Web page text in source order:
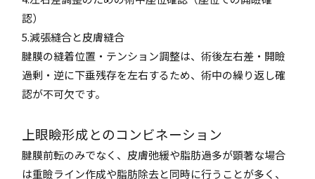
認）
5.減張縫合と皮膚縫合
腱膜の縫着位置・テンション調整は、術後左右差・開瞼
過剰・逆に下垂残存を左右するため、術中の繰り返し確
認が不可欠です。
上眼瞼形成とのコンビネーション
腱膜前転のみでなく、皮膚弛緩や脂肪過多が顕著な場合
は重瞼ライン作成や脂肪除去と同時に行うことが多く、